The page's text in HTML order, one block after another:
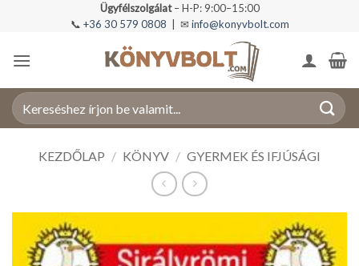
Ügyfélszolgálat– H-P: 9:00–15:00
📞 +36 30 579 0808 | ✉ info@konyvbolt.com
Keresés
a
KEZDŐLAP / KÖNYV / GYERMEK ÉS IFJÚSÁGI